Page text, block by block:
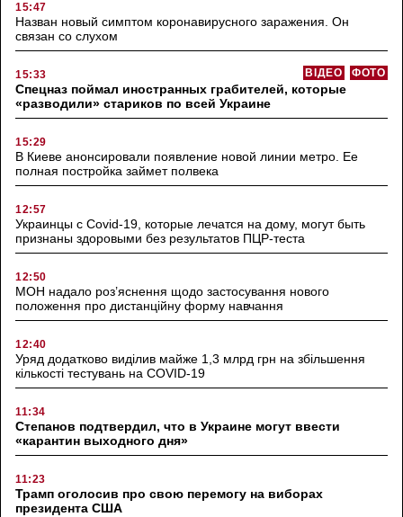
15:47
Назван новый симптом коронавирусного заражения. Он
связан со слухом
15:33 ФОТО
ВІДЕО
Спецназ поймал иностранных грабителей, которые
«разводили» стариков по всей Украине
15:29
В Киеве анонсировали появление новой линии метро. Ее
полная постройка займет полвека
12:57
Украинцы с Covid-19, которые лечатся на дому, могут быть
признаны здоровыми без результатов ПЦР-теста
12:50
МОН надало роз’яснення щодо застосування нового
положення про дистанційну форму навчання
12:40
Уряд додатково виділив майже 1,3 млрд грн на збільшення
кількості тестувань на COVID-19
11:34
Степанов подтвердил, что в Украине могут ввести
«карантин выходного дня»
11:23
Трамп оголосив про свою перемогу на виборах
президента США